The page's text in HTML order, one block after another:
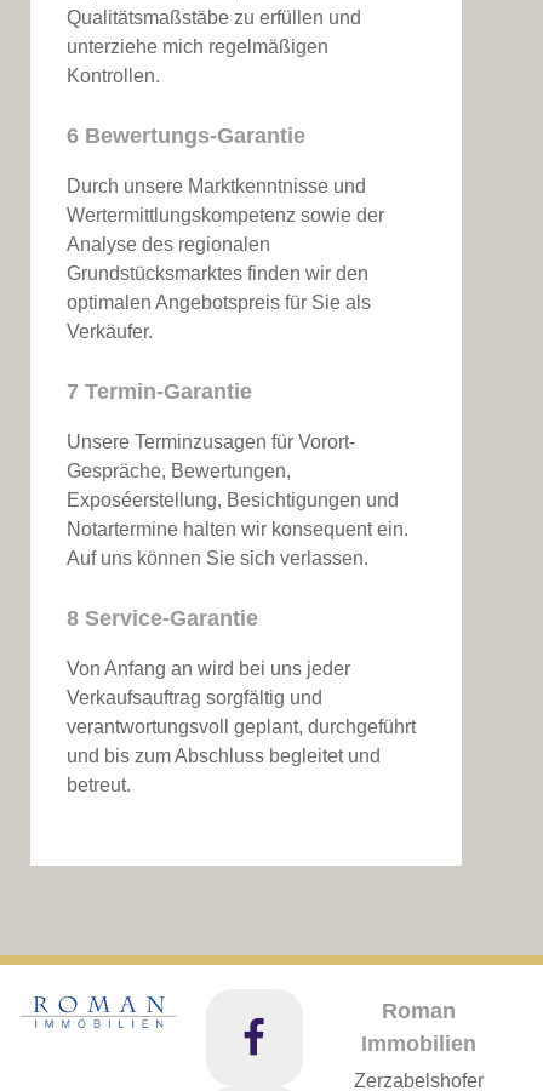
Qualitätsmaßstäbe zu erfüllen und
unterziehe mich regelmäßigen
Kontrollen.
6 Bewertungs-Garantie
Durch unsere Marktkenntnisse und
Wertermittlungskompetenz sowie der
Analyse des regionalen
Grundstücksmarktes finden wir den
optimalen Angebotspreis für Sie als
Verkäufer.
7 Termin-Garantie
Unsere Terminzusagen für Vorort-
Gespräche, Bewertungen,
Exposéerstellung, Besichtigungen und
Notartermine halten wir konsequent ein.
Auf uns können Sie sich verlassen.
8 Service-Garantie
Von Anfang an wird bei uns jeder
Verkaufsauftrag sorgfältig und
verantwortungsvoll geplant, durchgeführt
und bis zum Abschluss begleitet und
betreut.
Roman
Immobilien
Zerzabelshofer